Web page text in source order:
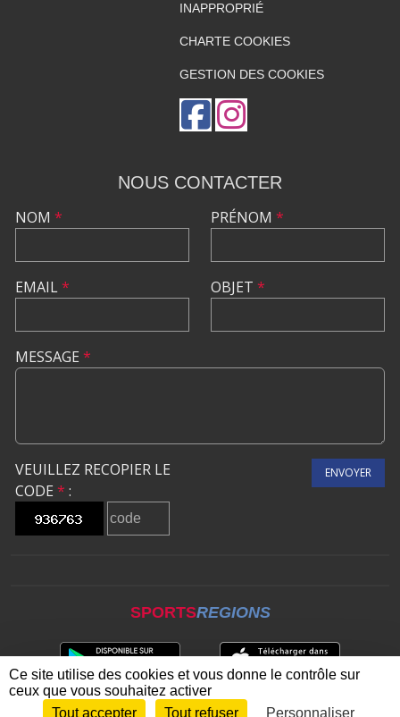
INAPPROPRIÉ
CHARTE COOKIES
GESTION DES COOKIES
NOUS CONTACTER
NOM *
EMAIL*
PRÉNOM *
OBJET *
MESSAGE *
VEUILLEZ RECOPIER LE
CODE * :
ENVOYER
SPORTSREGIONS
Envie de participer ?
Ce site utilise des cookies et vous donne le contrôle sur
ceux que vous souhaitez activer
Tout accepter
Tout refuser Personnaliser